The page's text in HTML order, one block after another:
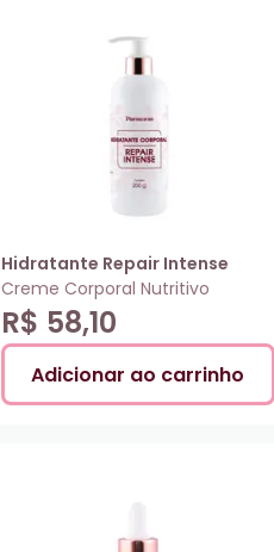
Hidratante Repair Intense
Creme Corporal Nutritivo
R$ 58,10
Adicionar ao carrinho